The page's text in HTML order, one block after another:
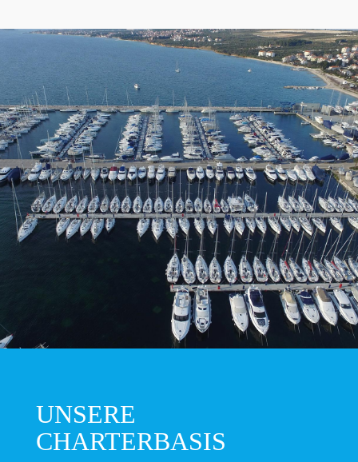
UNSERE
CHARTERBASIS